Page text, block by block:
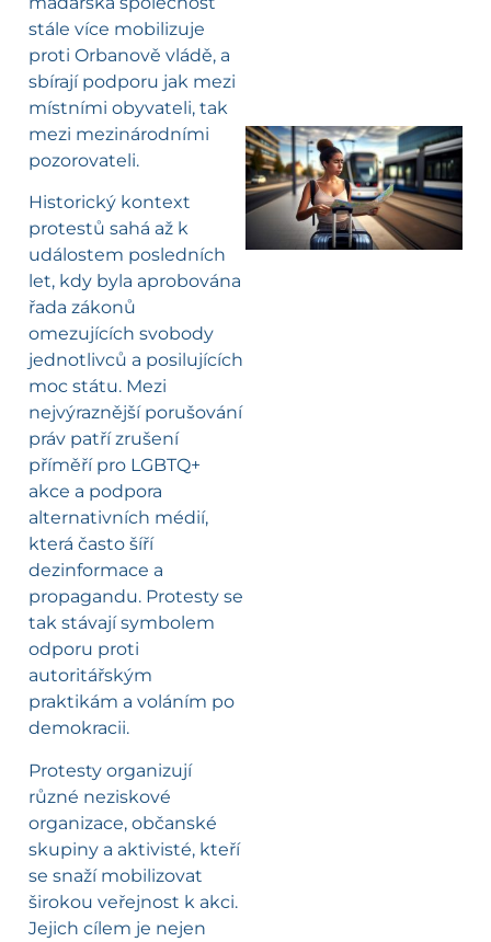
stále více mobilizuje
proti Orbanově vládě, a
sbírají podporu jak mezi
místními obyvateli, tak
mezi mezinárodními
pozorovateli.
Historický kontext
protestů sahá až k
událostem posledních
let, kdy byla aprobována
řada zákonů
omezujících svobody
jednotlivců a posilujících
moc státu. Mezi
nejvýraznější porušování
práv patří zrušení
příměří pro LGBTQ+
akce a podpora
alternativních médií,
která často šíří
dezinformace a
propagandu. Protesty se
tak stávají symbolem
odporu proti
autoritářským
praktikám a voláním po
demokracii.
Protesty organizují
různé neziskové
organizace, občanské
skupiny a aktivisté, kteří
se snaží mobilizovat
širokou veřejnost k akci.
Jejich cílem je nejen